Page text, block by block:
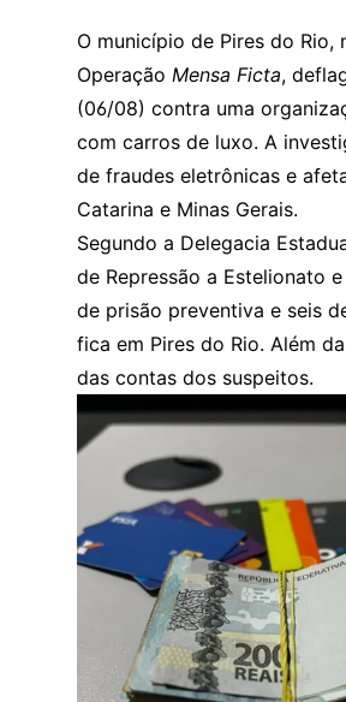
O município de Pires do
Operação Mensa Ficta,
(06/08) contra uma
com carros de luxo. A
de fraudes eletrônicas e
Catarina e Minas Gerais.
Segundo a Delegacia
de Repressão a Estelionato
de prisão preventiva e seis
fica em Pires do Rio. Além
das contas dos suspeitos.